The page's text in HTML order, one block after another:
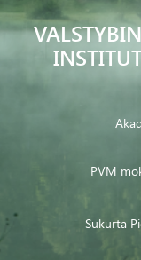
PVM
Sukurta